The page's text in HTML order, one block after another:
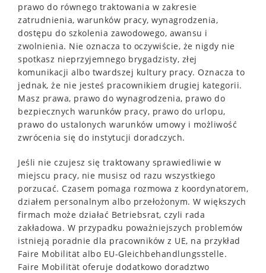
prawo do równego traktowania w zakresie
zatrudnienia, warunków pracy, wynagrodzenia,
dostępu do szkolenia zawodowego, awansu i
zwolnienia. Nie oznacza to oczywiście, że nigdy nie
spotkasz nieprzyjemnego brygadzisty, złej
komunikacji albo twardszej kultury pracy. Oznacza to
jednak, że nie jesteś pracownikiem drugiej kategorii.
Masz prawa, prawo do wynagrodzenia, prawo do
bezpiecznych warunków pracy, prawo do urlopu,
prawo do ustalonych warunków umowy i możliwość
zwrócenia się do instytucji doradczych.
Jeśli nie czujesz się traktowany sprawiedliwie w
miejscu pracy, nie musisz od razu wszystkiego
porzucać. Czasem pomaga rozmowa z koordynatorem,
działem personalnym albo przełożonym. W większych
firmach może działać Betriebsrat, czyli rada
zakładowa. W przypadku poważniejszych problemów
istnieją poradnie dla pracowników z UE, na przykład
Faire Mobilität albo EU-Gleichbehandlungsstelle.
Faire Mobilität oferuje dodatkowo doradztwo